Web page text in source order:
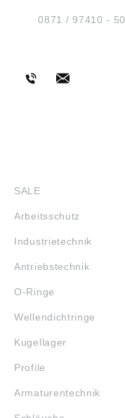
Tel.:0871 / 97410 - 50
SALE
Arbeitsschutz
Industrietechnik
Antriebstechnik
O-Ringe
Wellendichtringe
Kugellager
Profile
Armaturentechnik